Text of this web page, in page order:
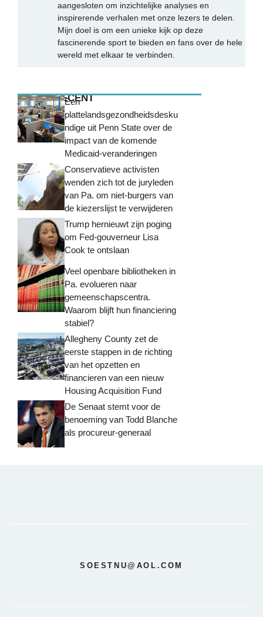
aangesloten om inzichtelijke analyses en
inspirerende verhalen met onze lezers te delen.
Mijn doel is om een unieke kijk op deze
fascinerende sport te bieden en fans over de hele
wereld met elkaar te verbinden.
MEEST RECENT
Een
plattelandsgezondheidsdesku
ndige uit Penn State over de
impact van de komende
Medicaid-veranderingen
Conservatieve activisten
wenden zich tot de juryleden
van Pa. om niet-burgers van
de kiezerslijst te verwijderen
Trump hernieuwt zijn poging
om Fed-gouverneur Lisa
Cook te ontslaan
Veel openbare bibliotheken in
Pa. evolueren naar
gemeenschapscentra.
Waarom blijft hun financiering
stabiel?
Allegheny County zet de
eerste stappen in de richting
van het opzetten en
financieren van een nieuw
Housing Acquisition Fund
De Senaat stemt voor de
benoeming van Todd Blanche
als procureur-generaal
SOESTNU@AOL.COM